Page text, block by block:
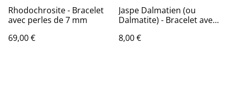
Rhodochrosite - Bracelet
avec perles de 7 mm
69,00 €
Jaspe Dalmatien (ou
Dalmatite) - Bracelet avec
8,00 €